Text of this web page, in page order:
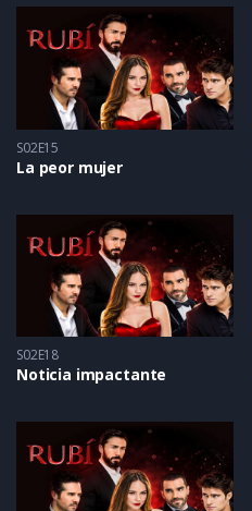
S02E15
La peor mujer
S02E18
Noticia impactante